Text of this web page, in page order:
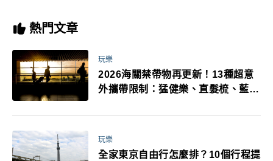
熱門文章
玩樂
2026海關禁帶物再更新！13種超意
外攜帶限制：猛健樂、直髮梳、藍牙
萬！注意事項一次看！
玩樂
全家東京自由行怎麼排？10個行程提